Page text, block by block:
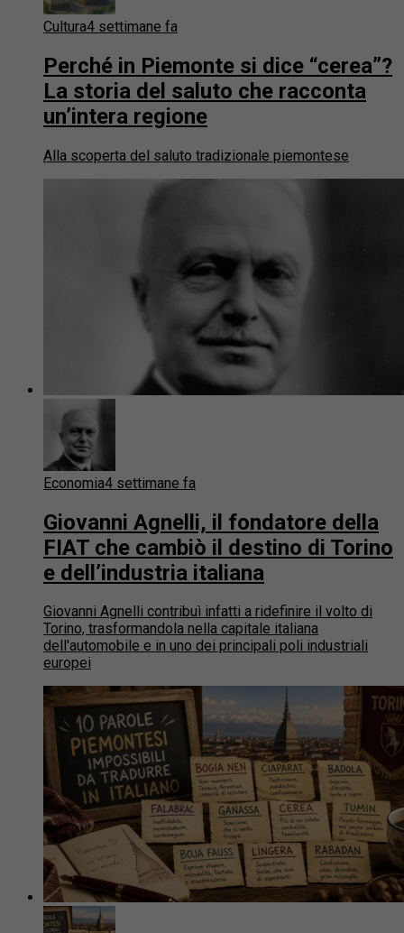
Cultura4 settimane fa
Perché in Piemonte si dice “cerea”?
La storia del saluto che racconta
un’intera regione
Alla scoperta del saluto tradizionale piemontese
Economia4 settimane fa
Giovanni Agnelli, il fondatore della
FIAT che cambiò il destino di Torino
e dell’industria italiana
Giovanni Agnelli contribuì infatti a ridefinire il volto di
Torino, trasformandola nella capitale italiana
dell'automobile e in uno dei principali poli industriali
europei